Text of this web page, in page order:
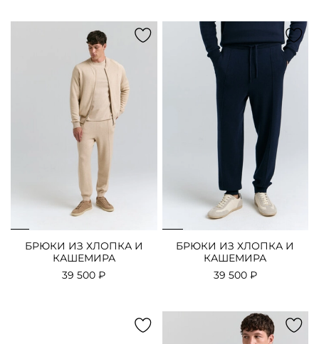
БРЮКИ ИЗ ХЛОПКА И
КАШЕМИРА
39 500 ₽
БРЮКИ ИЗ ХЛОПКА И
КАШЕМИРА
39 500 ₽